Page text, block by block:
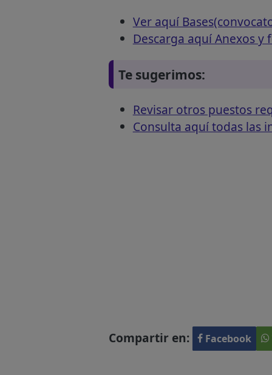
Ver aquí
Descarga aquí Anexos
Te sugerimos:
Revisar otros puestos
Consulta aquí todas las
Compartir en: Facebook